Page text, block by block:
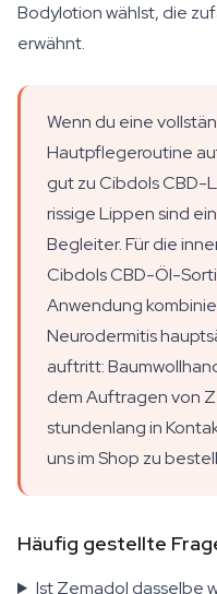
Bodylotion wählst, die
erwähnt.
Wenn du eine
Hautpflegeroutine
gut zu Cibdols CBD-
rissige Lippen sind
Begleiter. Für die
Cibdols CBD-Öl-
Anwendung
Neurodermitis
auftritt:
dem Auftragen von
stundenlang in
uns im Shop zu
Häufig gestellte
Ist Zemadol dasselbe